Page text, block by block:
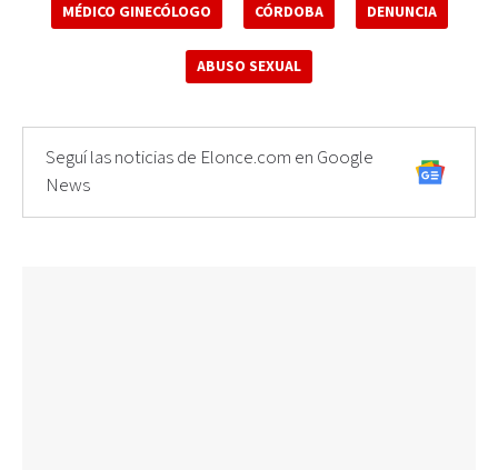
MÉDICO GINECÓLOGO CÓRDOBA DENUNCIA
ABUSO SEXUAL
Seguí las noticias de Elonce.com en Google
News